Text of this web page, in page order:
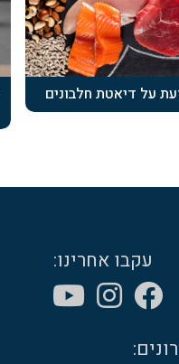
על דיאטת חלבונים
עקבו אחרינו: